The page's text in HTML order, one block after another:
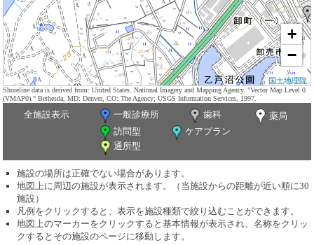
+
−
国土地理院
Shoreline data is derived from: United States. National Imagery and Mapping Agency. "Vector Map Level 0
(VMAP0)." Bethesda, MD: Denver, CO: The Agency; USGS Information Services, 1997.
全施設表示 一般診療所 歯科
薬局
訪問型
ケアプラン
通所型
施設の場所は正確でない場合があります。
地図上に周辺の施設が表示されます。（当施設からの距離が近い順に30
施設）
凡例をクリックすると、表示を施設種類で絞り込むことができます。
地図上のマーカーをクリックすると基本情報が表示され、名称をクリッ
クするとその施設のページに移動します。